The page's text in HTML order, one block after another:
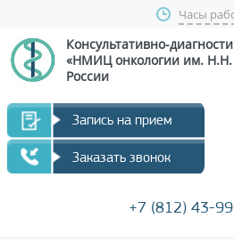
Часы
Консультативно-
«НМИЦ онкологии им. Н.Н.
России
Запись на прием
Заказать звонок
+7 (812) 43-